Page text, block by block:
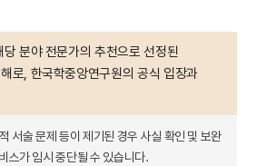
분야 전문가의 추천으로 선정된
로, 한국학중앙연구원의 공식 입장과
서술 문제 등이 제기된 경우 사실 확인 및 보완
스가 임시 중단될 수 있습니다.